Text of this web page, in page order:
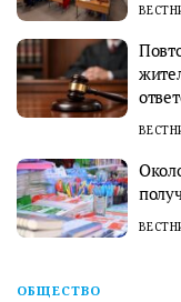
ОБЩЕСТВО